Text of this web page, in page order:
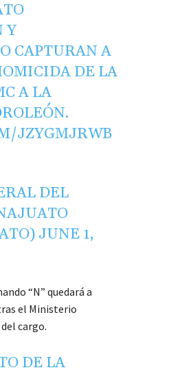
Y
CAPTURAN A
DE LA
A LA
JZYGMJRWB
DEL
JUNE 1,
“N” quedará a
el Ministerio
cargo.
DE LA